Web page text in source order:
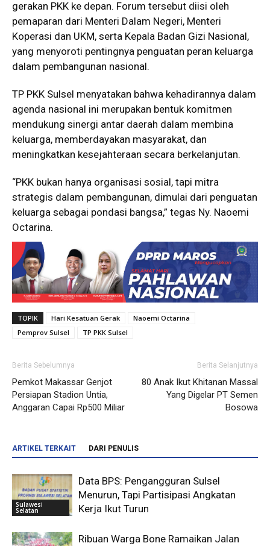
gerakan PKK ke depan. Forum tersebut diisi oleh
pemaparan dari Menteri Dalam Negeri, Menteri
Koperasi dan UKM, serta Kepala Badan Gizi Nasional,
yang menyoroti pentingnya penguatan peran keluarga
dalam pembangunan nasional.
TP PKK Sulsel menyatakan bahwa kehadirannya dalam
agenda nasional ini merupakan bentuk komitmen
mendukung sinergi antar daerah dalam membina
keluarga, memberdayakan masyarakat, dan
meningkatkan kesejahteraan secara berkelanjutan.
“PKK bukan hanya organisasi sosial, tapi mitra
strategis dalam pembangunan, dimulai dari penguatan
keluarga sebagai pondasi bangsa,” tegas Ny. Naoemi
Octarina.
TOPIK Hari Kesatuan Gerak
Naoemi Octarina
Pemprov Sulsel
TP PKK Sulsel
Berita Sebelumnya
Pemkot Makassar Genjot
Persiapan Stadion Untia,
Anggaran Capai Rp500 Miliar
Berita Selanjutnya
80 Anak Ikut Khitanan Massal
Yang Digelar PT Semen
Bosowa
ARTIKEL TERKAIT DARI PENULIS
Sulawesi
Selatan
Data BPS: Pengangguran Sulsel
Menurun, Tapi Partisipasi Angkatan
Kerja Ikut Turun
Ribuan Warga Bone Ramaikan Jalan